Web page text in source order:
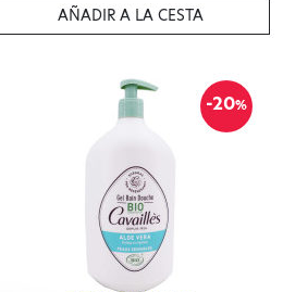
AÑADIR A LA CESTA
-20%